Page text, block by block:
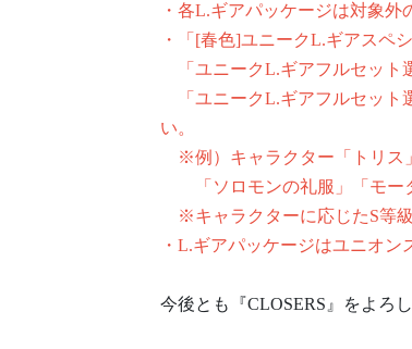
・各L.ギアパッケージは対象外
・「[春色]ユニークL.ギアスペ
「ユニークL.ギアフルセット
「ユニークL.ギアフルセット
い。
※例）キャラクター「トリス
「ソロモンの礼服」「モータ
※キャラクターに応じたS等級
・L.ギアパッケージはユニオ
今後とも『CLOSERS』をよろ